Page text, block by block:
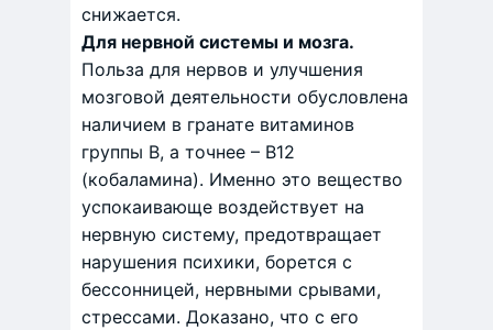
снижается.
Для нервной системы и мозга.
Польза для нервов и улучшения
мозговой деятельности обусловлена
наличием в гранате витаминов
группы В, а точнее – В12
(кобаламина). Именно это вещество
успокаивающе воздействует на
нервную систему, предотвращает
нарушения психики, борется с
бессонницей, нервными срывами,
стрессами. Доказано, что с его